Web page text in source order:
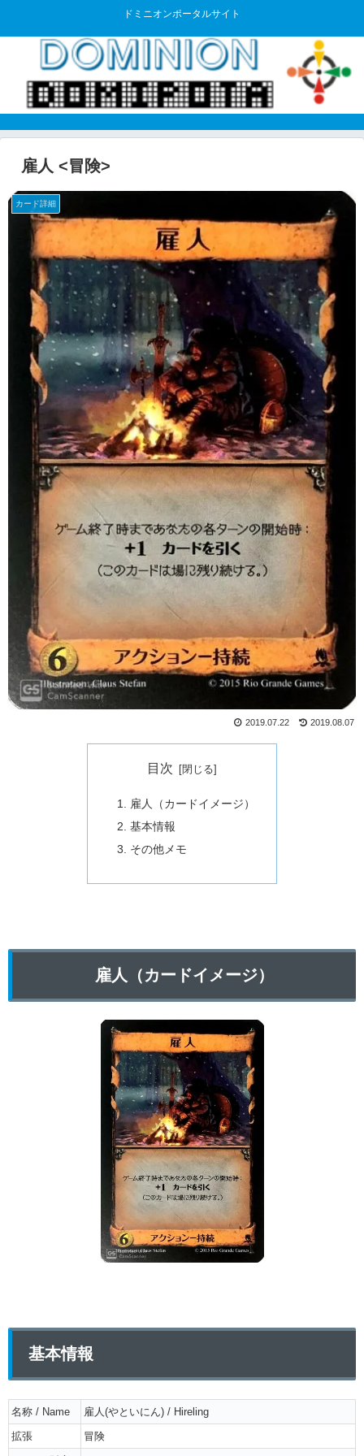
ドミニオンポータルサイト
雇人 <冒険>
カード詳細
2019.08.07
2019.07.22
目次
雇人（カードイメージ）
基本情報
その他メモ
雇人（カードイメージ）
基本情報
名称 / Name
雇人(やといにん) / Hireling
拡張
冒険